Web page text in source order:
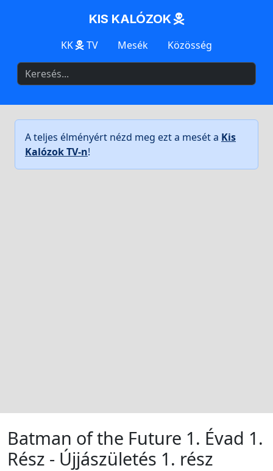
KIS KALÓZOK
KK TV Mesék Közösség
A teljes élményért nézd meg ezt a mesét a Kis
Kalózok TV-n!
Batman of the Future 1. Évad 1.
Rész - Újjászületés 1. rész